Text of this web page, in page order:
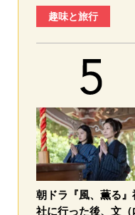
趣味と旅行
朝ドラ『風、薫る』
社に行った後、文（